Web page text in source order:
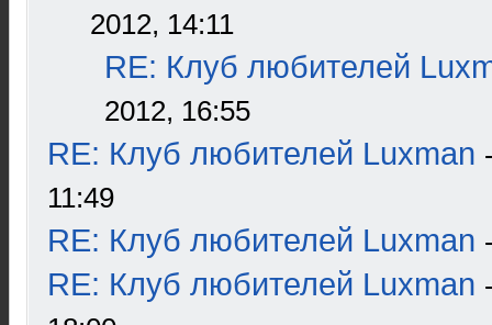
2012, 14:11
RE: Клуб любителей
2012, 16:55
RE: Клуб любителей Luxman
11:49
RE: Клуб любителей Luxman
RE: Клуб любителей Luxman